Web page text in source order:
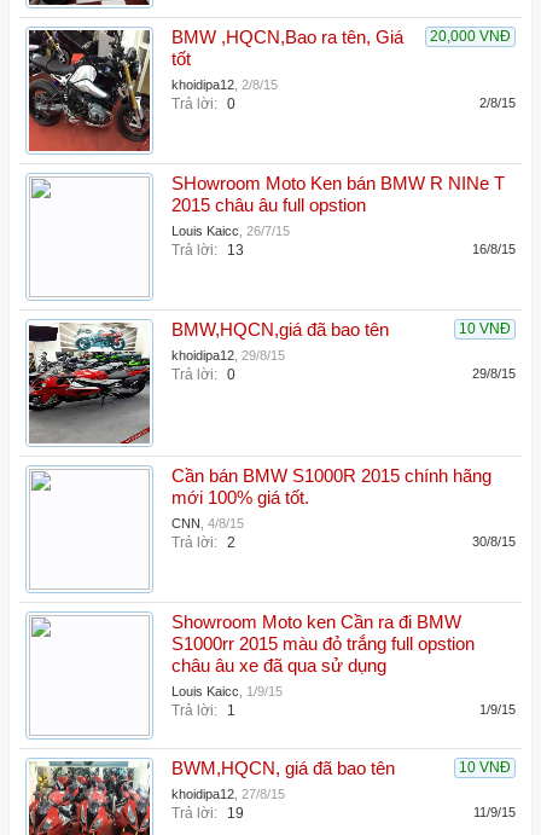
20,000 VNĐ
BMW ,HQCN,Bao ra tên, Giá
tốt
khoidipa12 2/8/15
Trả lời: 0 2/8/15
SHowroom Moto Ken bán BMW R NINe T
2015 châu âu full opstion
Louis Kaicc 26/7/15
Trả lời: 13 16/8/15
10 VNĐ
BMW,HQCN,giá đã bao tên
khoidipa12 29/8/15
Trả lời: 0 29/8/15
Cần bán BMW S1000R 2015 chính hãng
mới 100% giá tốt.
CNN 4/8/15
Trả lời: 2 30/8/15
Showroom Moto ken Cần ra đi BMW
S1000rr 2015 màu đỏ trắng full opstion
châu âu xe đã qua sử dụng
Louis Kaicc 1/9/15
Trả lời: 1 1/9/15
10 VNĐ
BWM,HQCN, giá đã bao tên
khoidipa12 27/8/15
Trả lời: 19 11/9/15